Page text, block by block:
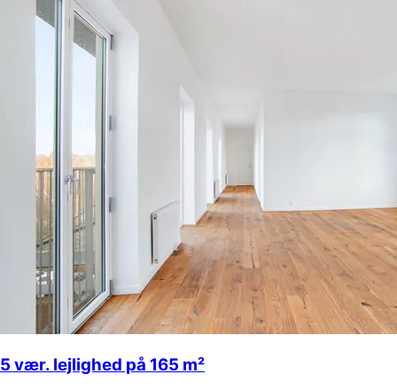
5 vær. lejlighed på 165 m²